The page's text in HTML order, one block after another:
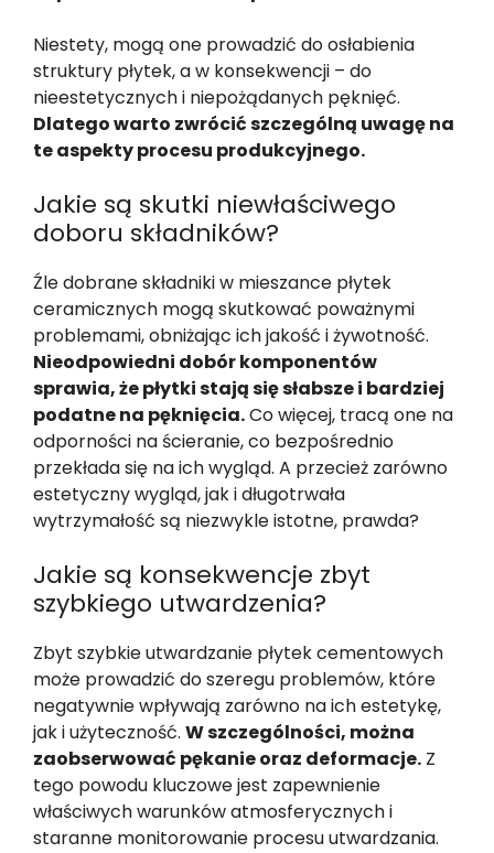
Niestety, mogą one prowadzić do osłabienia
struktury płytek, a w konsekwencji – do
nieestetycznych i niepożądanych pęknięć.
Dlatego warto zwrócić szczególną uwagę na
te aspekty procesu produkcyjnego.
Jakie są skutki niewłaściwego
doboru składników?
Źle dobrane składniki w mieszance płytek
ceramicznych mogą skutkować poważnymi
problemami, obniżając ich jakość i żywotność.
Nieodpowiedni dobór komponentów
sprawia, że płytki stają się słabsze i bardziej
podatne na pęknięcia.Co więcej, tracą one na
odporności na ścieranie, co bezpośrednio
przekłada się na ich wygląd. A przecież zarówno
estetyczny wygląd, jak i długotrwała
wytrzymałość są niezwykle istotne, prawda?
Jakie są konsekwencje zbyt
szybkiego utwardzenia?
Zbyt szybkie utwardzanie płytek cementowych
może prowadzić do szeregu problemów, które
negatywnie wpływają zarówno na ich estetykę,
jak i użyteczność. W szczególności, można
zaobserwować pękanie oraz deformacje. Z
tego powodu kluczowe jest zapewnienie
właściwych warunków atmosferycznych i
staranne monitorowanie procesu utwardzania.